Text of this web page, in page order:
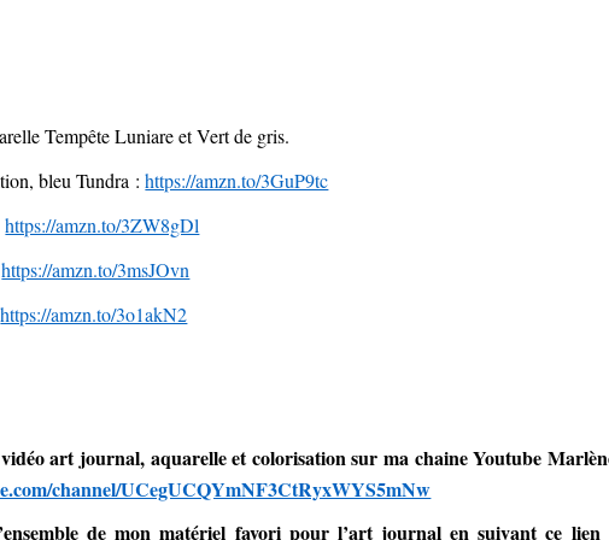
Tempête Luniare et Vert de gris.
bleu Tundra :https://amzn.to/3GuP9tc
https://amzn.to/3ZW8gDl
https://amzn.to/3msJOvn
https://amzn.to/3o1akN2
art journal, aquarelle et colorisation sur ma chaine Youtube
channel/UCegUCQYmNF3CtRyxWYS5mNw
de mon matériel favori pour l’art journal en suivant ce